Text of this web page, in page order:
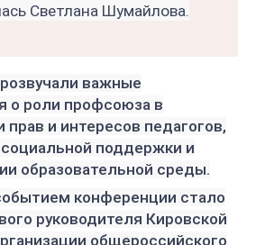
Светлана Шумайлова.
важные
о роли профсоюза в
прав и интересов педагогов,
поддержки и
образовательной среды.
конференции стало
руководителя Кировской
общероссийского